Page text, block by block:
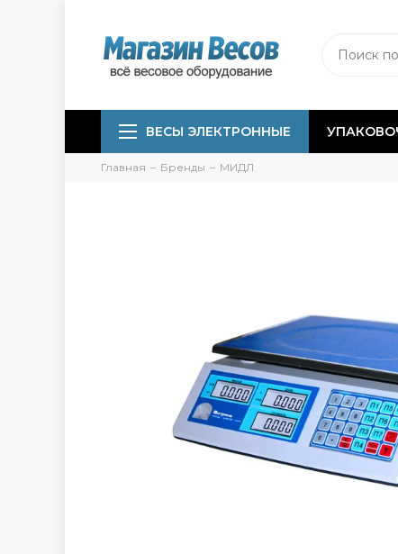
ВЕСЫ ЭЛЕКТРОННЫЕ
Главная Бренды МИДЛ